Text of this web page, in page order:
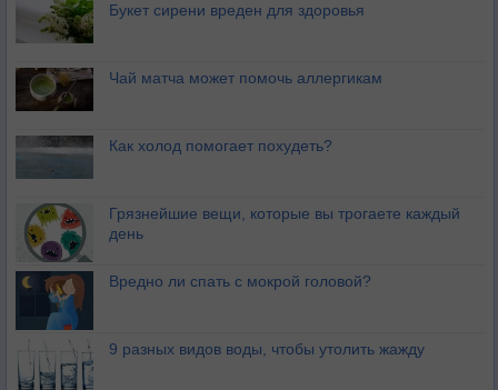
Букет сирени вреден для здоровья
Чай матча может помочь аллергикам
Как холод помогает похудеть?
Грязнейшие вещи, которые вы трогаете каждый
день
Вредно ли спать с мокрой головой?
9 разных видов воды, чтобы утолить жажду